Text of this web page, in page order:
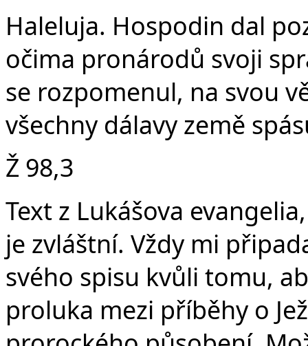
Haleluja. Hospodin dal
očima pronárodů svoji
se rozpomenul, na svou
všechny dálavy země
Ž 98,3
Text z Lukášova
je zvláštní. Vždy mi
svého spisu kvůli tomu,
proluka mezi příběhy o